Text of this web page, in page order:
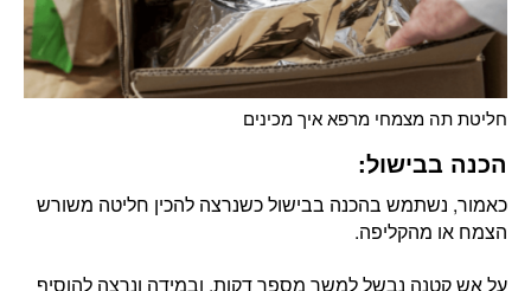
חליטת תה מצמחי מרפא איך מכינים
הכנה בבישול:
כאמור, נשתמש בהכנה בבישול כשנרצה להכין חליטה משורש
הצמח או מהקליפה.
על אש קטנה נבשל למשך מספר דקות, ובמידה ונרצה להוסיף